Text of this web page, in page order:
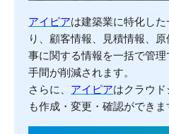
アイピアは建築業に特化し
り、顧客情報、見積情報、
事に関する情報を一括で管
手間が削減されます。
さらに、 アイピアはクラウ
も作成・変更・確認ができま